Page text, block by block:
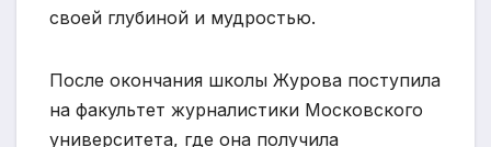
своей глубиной и мудростью.
После окончания школы Журова поступила
на факультет журналистики Московского
университета, где она получила